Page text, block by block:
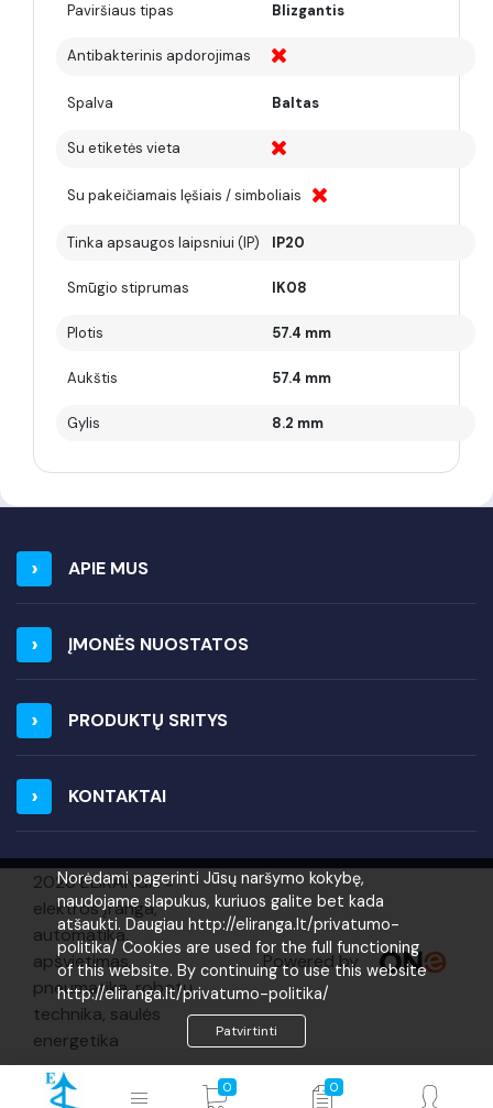
Norėdami pagerinti Jūsų naršymo kokybę,
naudojame slapukus, kuriuos galite bet kada
atšaukti. Daugiau http://eliranga.lt/privatumo-
politika/ Cookies are used for the full functioning
of this website. By continuing to use this website
http://eliranga.lt/privatumo-politika/
Patvirtinti
Paviršiaus tipas Blizgantis
Antibakterinis apdorojimas
Spalva Baltas
Su etiketės vieta
Su pakeičiamais lęšiais / simboliais
Tinka apsaugos laipsniui (IP) IP20
Smūgio stiprumas IK08
Plotis 57.4 mm
Aukštis 57.4 mm
Gylis 8.2 mm
APIE MUS
ĮMONĖS NUOSTATOS
PRODUKTŲ SRITYS
KONTAKTAI
2026 ELIRANGA =
elektros įranga,
automatika,
apšvietimas,
pneumatika, robotų
technika, saulės
energetika
Powered by
0 0